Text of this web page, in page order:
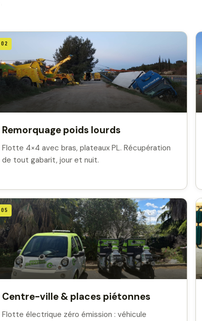
02
Remorquage poids lourds
Flotte 4×4 avec bras, plateaux PL. Récupération
de tout gabarit, jour et nuit.
05
Centre-ville & places piétonnes
Flotte électrique zéro émission : véhicule